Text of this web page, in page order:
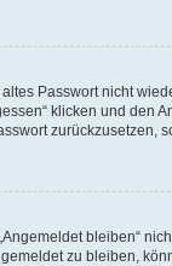
Passwort nicht
klicken und
zurückzusetzen,
bleiben“
zu bleiben,